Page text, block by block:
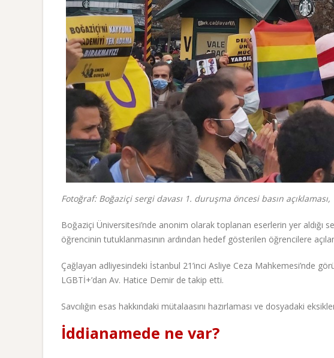
Fotoğraf: Boğaziçi sergi davası 1. duruşma öncesi basın açıklaması,
Boğaziçi Üniversitesi’nde anonim olarak toplanan eserlerin yer aldığı
öğrencinin tutuklanmasının ardından hedef gösterilen öğrencilere
Çağlayan adliyesindeki İstanbul 21’inci Asliye Ceza Mahkemesi’nde
LGBTİ+’dan Av. Hatice Demir de takip etti.
Savcılığın esas hakkındaki mütalaasını hazırlaması ve dosyadaki
İddianamede ne var?